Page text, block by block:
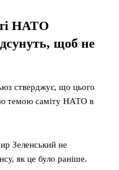
НАТО
щоб не
стверджує, що цього
темою саміту НАТО в
Зеленський не
як це було раніше.